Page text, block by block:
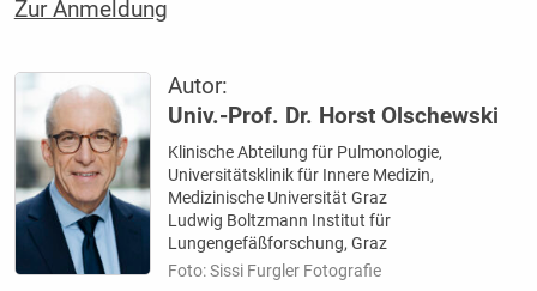
Zur Anmeldung
Autor:
Univ.-Prof. Dr. Horst Olschewski
Klinische Abteilung für Pulmonologie,
Universitätsklinik für Innere Medizin,
Medizinische Universität Graz
Ludwig Boltzmann Institut für
Lungengefäßforschung, Graz
Foto: Sissi Furgler Fotografie